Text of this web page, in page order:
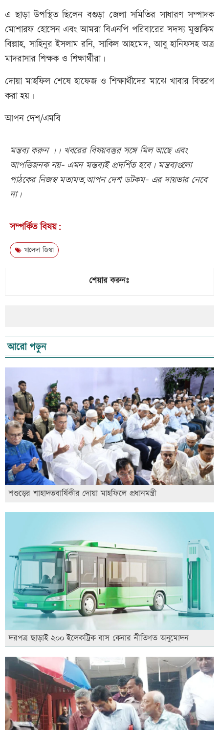
এ ছাড়া উপস্থিত ছিলেন বগুড়া জেলা সমিতির সাধারণ সম্পাদক
মোশারফ হোসেন এবং আমরা বিএনপি পরিবারের সদস্য মুস্তাকিম
বিল্লাহ, সাহিনুর ইসলাম রনি, সাকিল আহমেদ, আবু হানিফসহ অত্র
মাদরাসার শিক্ষক ও শিক্ষার্থীরা।
দোয়া মাহফিল শেষে হাফেজ ও শিক্ষার্থীদের মাঝে খাবার বিতরণ
করা হয়।
আপন দেশ/এমবি
মন্তব্য করুন ।। খবরের বিষয়বস্তুর সঙ্গে মিল আছে এবং
আপত্তিজনক নয়- এমন মন্তব্যই প্রদর্শিত হবে। মন্তব্যগুলো
পাঠকের নিজস্ব মতামত,আপন দেশ ডটকম- এর দায়ভার নেবে
না।
সম্পর্কিত বিষয়:
খালেদা জিয়া
শেয়ার করুনঃ
আরো পড়ুন
শশুড়ের শাহাদতবার্ষিকীর দোয়া মাহফিলে প্রধানমন্ত্রী
দরপত্র ছাড়াই ২০০ ইলেকট্রিক বাস কেনার নীতিগত অনুমোদন